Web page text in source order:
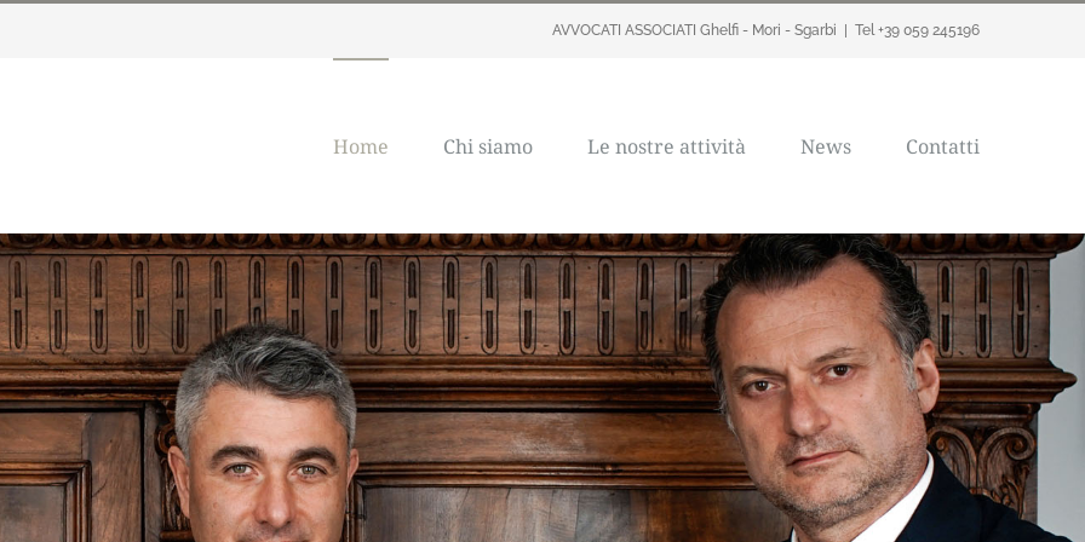
AVVOCATI ASSOCIATI Ghelfi - Mori - Sgarbi Tel +39 059 245196
Home Chi siamo Le nostre attività News Contatti